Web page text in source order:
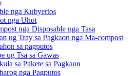
nga Kubyertos
nga Uhot
nga Disposable nga Tasa
ug Tray sa Pagkaon nga Ma-compost
sa pagputos
ug Tsa sa Gawas
sa Pakete sa Pagkaon
nga Pagputos